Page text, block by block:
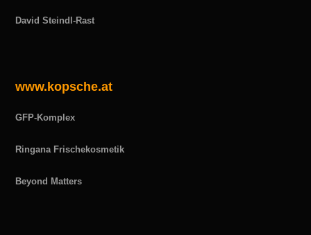
David Steindl-Rast
www.kopsche.at
GFP-Komplex
Ringana Frischekosmetik
Beyond Matters